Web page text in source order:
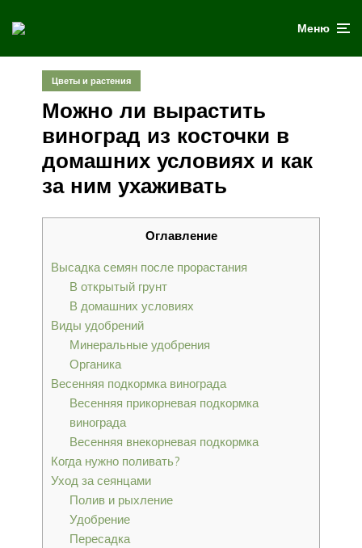
Меню
Цветы и растения
Можно ли вырастить
виноград из косточки в
домашних условиях и как
за ним ухаживать
Оглавление
Высадка семян после прорастания
В открытый грунт
В домашних условиях
Виды удобрений
Минеральные удобрения
Органика
Весенняя подкормка винограда
Весенняя прикорневая подкормка
винограда
Весенняя внекорневая подкормка
Когда нужно поливать?
Уход за сеянцами
Полив и рыхление
Удобрение
Пересадка